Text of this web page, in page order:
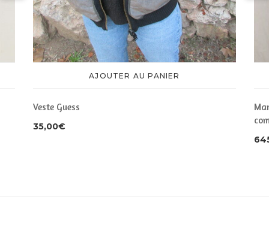
AJOUTER AU PANIER
Veste Guess
35,00€